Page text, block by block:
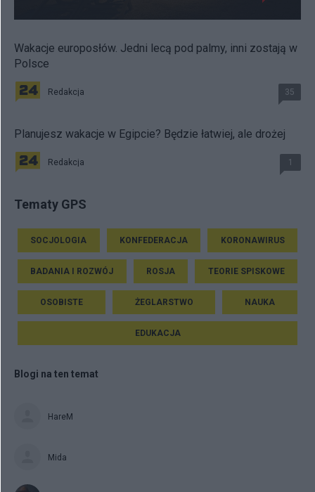
Wakacje europosłów. Jedni lecą pod palmy, inni zostają w
Polsce
Redakcja 35
Planujesz wakacje w Egipcie? Będzie łatwiej, ale drożej
Redakcja 1
Tematy GPS
SOCJOLOGIA KONFEDERACJA KORONAWIRUS
BADANIA I ROZWÓJ ROSJA TEORIE SPISKOWE
OSOBISTE ŻEGLARSTWO NAUKA
EDUKACJA
Blogi na ten temat
HareM
Mida